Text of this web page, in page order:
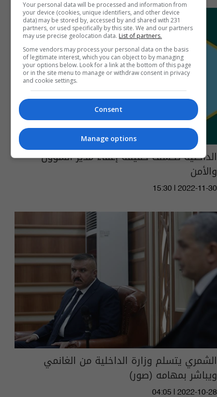
الداخلية تكشف حقيقة إعفاء مدير الشؤون
والأمن
15:30 | 2022-11-30
الشمري يتسلم وزارة الداخلية من الغانمي
ويباشر بمهامه (صور)
04:05 | 2022-10-28
Your personal data will be processed and information from
your device (cookies, unique identifiers, and other device
data) may be stored by, accessed by and shared with 231
partners, or used specifically by this site. We and our partners
may use precise geolocation data. List of partners.
Some vendors may process your personal data on the basis
of legitimate interest, which you can object to by managing
your options below. Look for a link at the bottom of this page
or in the site menu to manage or withdraw consent in privacy
and cookie settings.
Consent
Manage options